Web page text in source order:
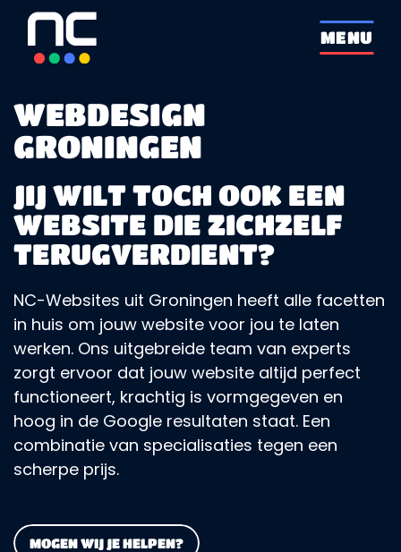
overslaan
MENU
WEBDESIGN
GRONINGEN
JIJ WILT TOCH OOK EEN
WEBSITE DIE ZICHZELF
TERUGVERDIENT?
NC-Websites uit Groningen heeft alle facetten
in huis om jouw website voor jou te laten
werken. Ons uitgebreide team van experts
zorgt ervoor dat jouw website altijd perfect
functioneert, krachtig is vormgegeven en
hoog in de Google resultaten staat. Een
combinatie van specialisaties tegen een
scherpe prijs.
MOGEN WIJ JE HELPEN?